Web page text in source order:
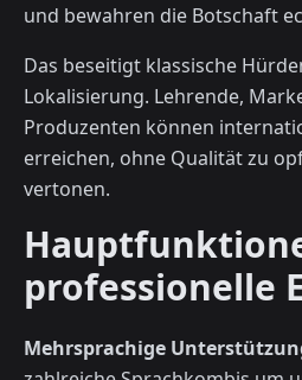
und bewahren die Botschaft
Das beseitigt klassische
Lokalisierung. Lehrende,
Produzenten können
erreichen, ohne Qualität zu
vertonen.
professionelle
Mehrsprachige